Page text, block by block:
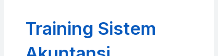
Training Sistem